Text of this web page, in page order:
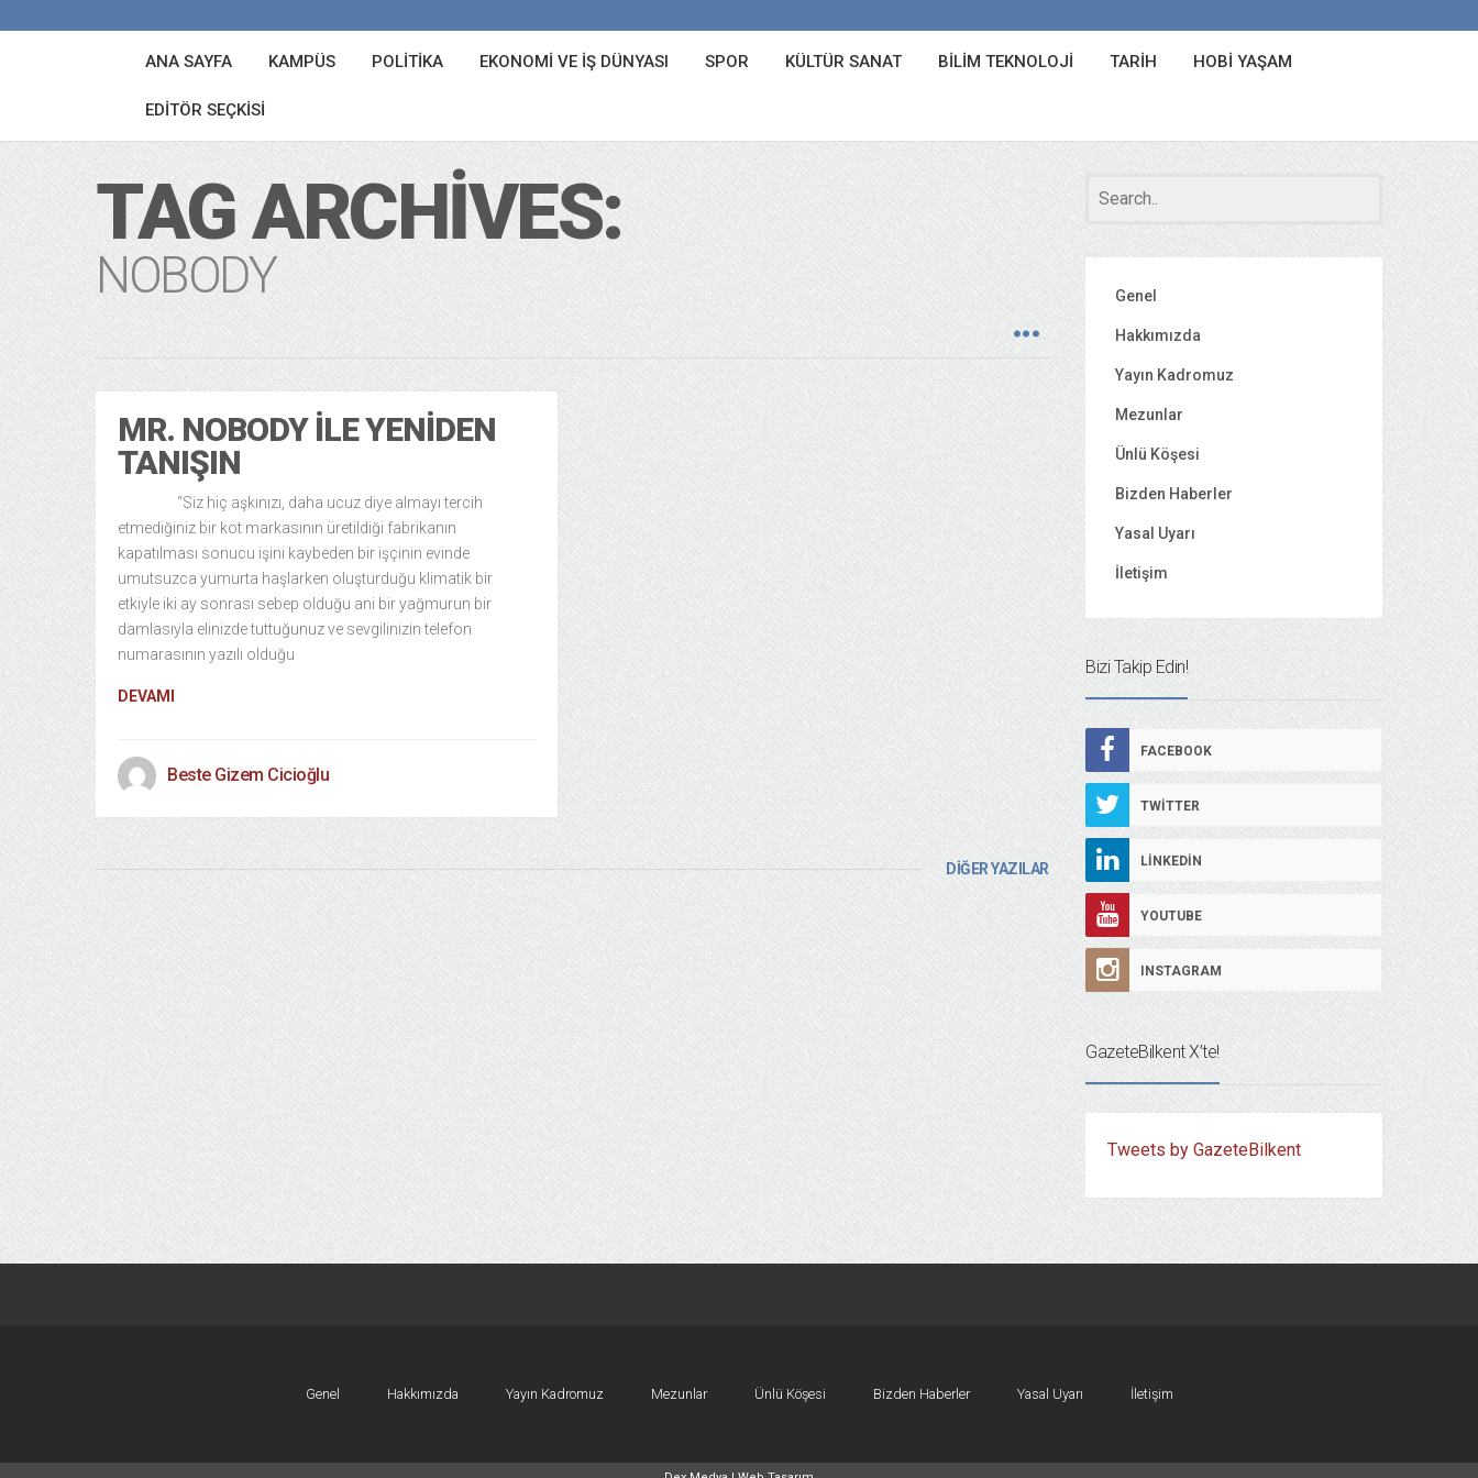
ANA SAYFA KAMPÜS POLITIKA EKONOMI VE İŞ DÜNYASI SPOR KÜLTÜR SANAT BILIM TEKNOLOJI TARIH HOBI YAŞAM
EDITÖR SEÇKISI
TAG ARCHIVES:
NOBODY
MR. NOBODY ILE YENIDEN
TANIŞIN
“Siz hiç aşkınızı, daha ucuz diye almayı tercih
etmediğiniz bir kot markasının üretildiği fabrikanın
kapatılması sonucu işini kaybeden bir işçinin evinde
umutsuzca yumurta haşlarken oluşturduğu klimatik bir
etkiyle iki ay sonrası sebep olduğu ani bir yağmurun bir
damlasıyla elinizde tuttuğunuz ve sevgilinizin telefon
numarasının yazılı olduğu
DEVAMI
Beste Gizem Cicioğlu
DİĞER YAZILAR
Genel
Hakkımızda
Yayın Kadromuz
Mezunlar
Ünlü Köşesi
Bizden Haberler
Yasal Uyarı
İletişim
Bizi Takip Edin!
FACEBOOK
TWITTER
LINKEDIN
YOUTUBE
INSTAGRAM
GazeteBilkent X’te!
Tweets by GazeteBilkent
Genel Hakkımızda Yayın Kadromuz Mezunlar Ünlü Köşesi Bizden Haberler Yasal Uyarı İletişim